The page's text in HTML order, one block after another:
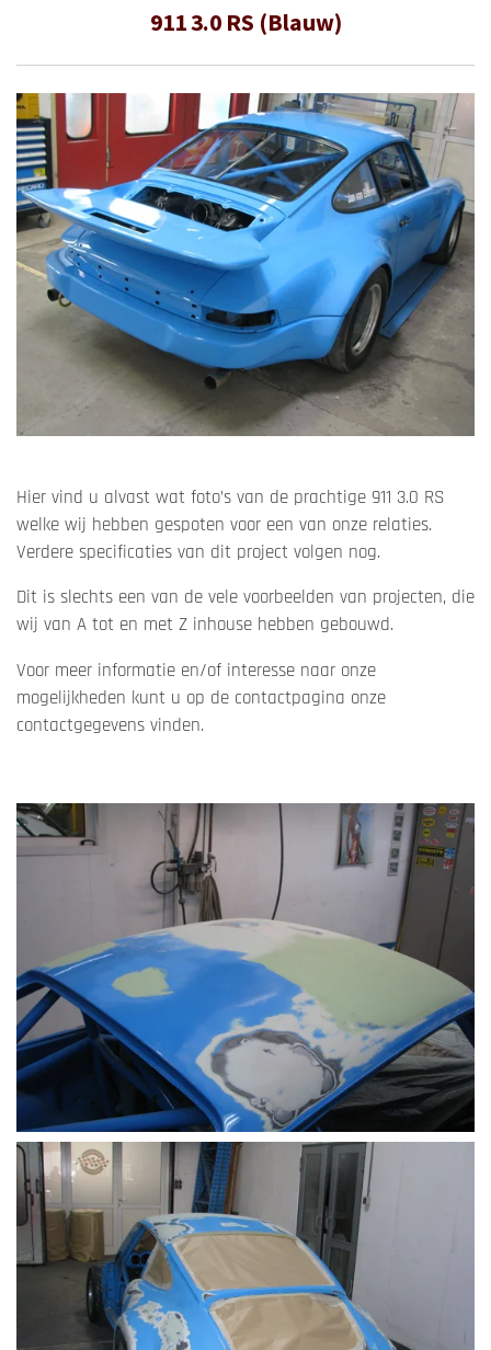
911 3.0 RS (Blauw)
Hier vind u alvast wat foto’s van de prachtige 911 3.0 RS
welke wij hebben gespoten voor een van onze relaties.
Verdere specificaties van dit project volgen nog.
Dit is slechts een van de vele voorbeelden van projecten, die
wij van A tot en met Z inhouse hebben gebouwd.
Voor meer informatie en/of interesse naar onze
mogelijkheden kunt u op de contactpagina onze
contactgegevens vinden.